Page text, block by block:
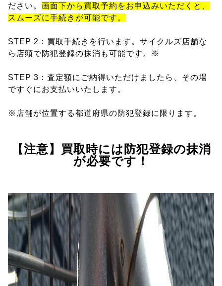
ださい。 画面下から買取予約をお申込みいただくと、
スムーズに手続きが可能です。
STEP 2：買取手続きを行います。サイクルズ店舗な
ら店頭で防犯登録の抹消も可能です。※
STEP 3：査定額にご納得いただけましたら、その場
ですぐにお支払いいたします。
※店舗が位置する都道府県の防犯登録に限ります。
【注意】買取時には防犯登録の抹消
が必要です！